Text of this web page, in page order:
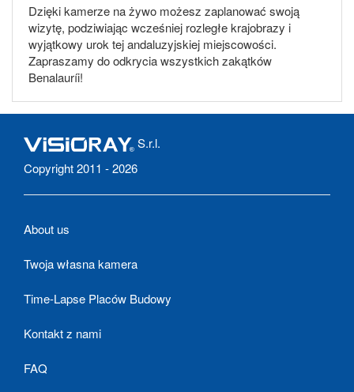
Dzięki kamerze na żywo możesz zaplanować swoją
wizytę, podziwiając wcześniej rozległe krajobrazy i
wyjątkowy urok tej andaluzyjskiej miejscowości.
Zapraszamy do odkrycia wszystkich zakątków
Benalauríi!
S.r.l.
Copyright 2011 - 2026
About us
Twoja własna kamera
Time-Lapse Placów Budowy
Kontakt z nami
FAQ